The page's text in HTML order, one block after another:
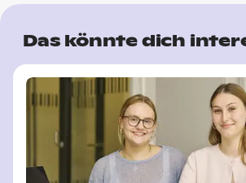
Das könnte dich